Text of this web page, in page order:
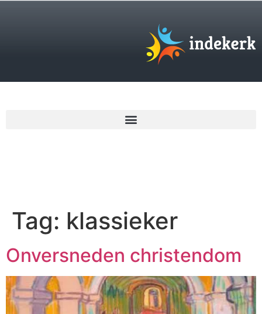
Tag: klassieker
Onversneden christendom